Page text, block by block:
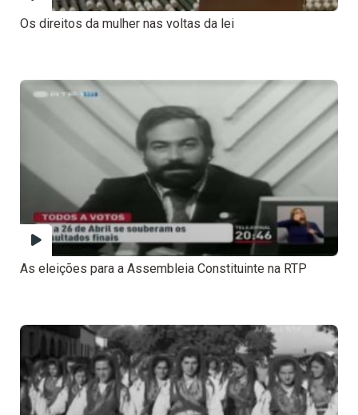
Os direitos da mulher nas voltas da lei
As eleições para a Assembleia Constituinte na RTP